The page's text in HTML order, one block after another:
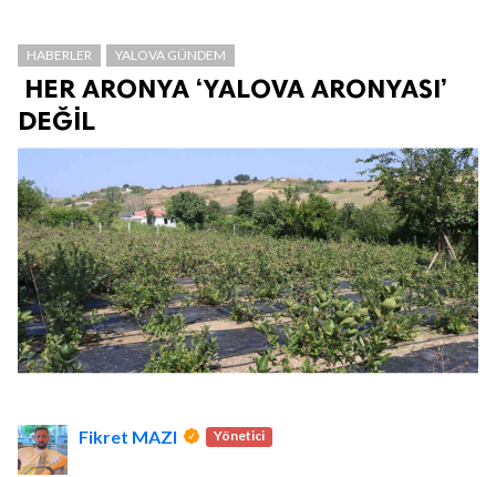
HABERLER YALOVA GÜNDEM
HER ARONYA ‘YALOVA ARONYASI’
DEĞİL
Fikret MAZI Yönetici